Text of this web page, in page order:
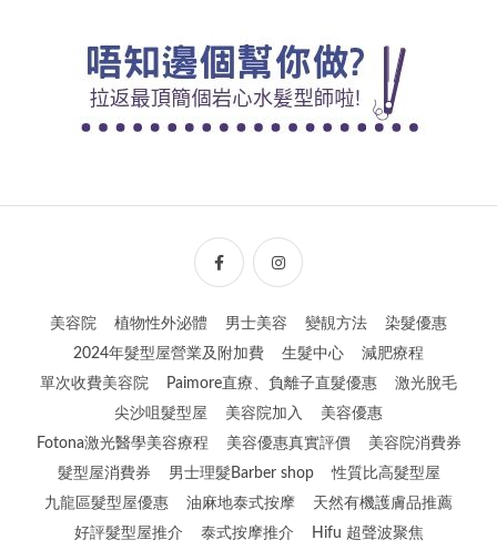
美容院 植物性外泌體 男士美容 變靚方法
染髮優惠
2024年髮型屋營業及附加費
生髮中心
減肥療程
單次收費美容院
Paimore直療、負離子直髮優惠
激光脫毛
尖沙咀髮型屋
美容院加入
美容優惠
Fotona激光醫學美容療程
美容優惠真實評價
美容院消費券
髮型屋消費券
男士理髮Barber shop
性質比高髮型屋
九龍區髮型屋優惠
油麻地泰式按摩
天然有機護膚品推薦
好評髮型屋推介
泰式按摩推介 Hifu 超聲波聚焦